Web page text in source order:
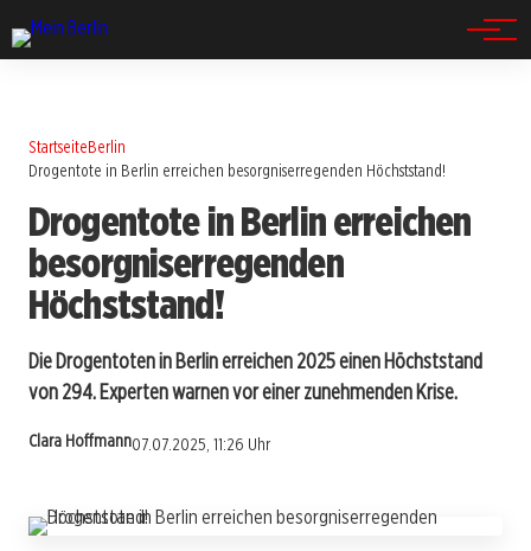
StartseiteBerlin
Drogentote in Berlin erreichen besorgniserregenden Höchststand!
Drogentote in Berlin erreichen
besorgniserregenden
Höchststand!
Die Drogentoten in Berlin erreichen 2025 einen Höchststand
von 294. Experten warnen vor einer zunehmenden Krise.
Clara Hoffmann07.07.2025, 11:26 Uhr